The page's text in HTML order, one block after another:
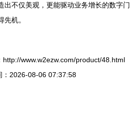
出不仅美观，更能驱动业务增长的数字门
机。
http://www.w2ezw.com/product/48.html
：2026-08-06 07:37:58